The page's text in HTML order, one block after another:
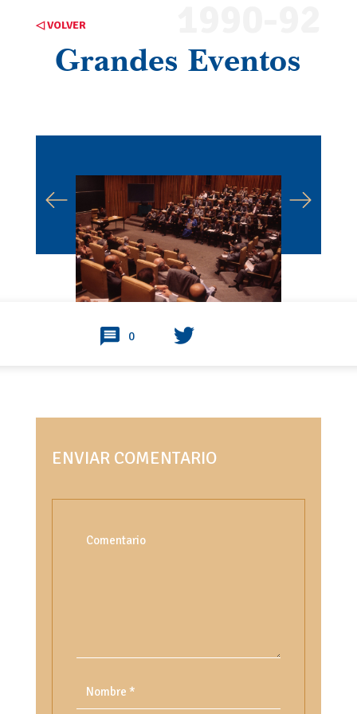
◁ VOLVER
Grandes Eventos
0
ENVIAR COMENTARIO